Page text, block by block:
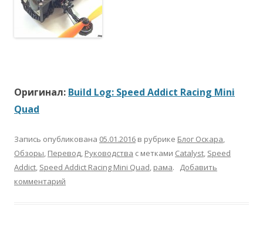
Оригинал: Build Log: Speed Addict Racing Mini
Quad
Запись опубликована 05.01.2016 в рубрике Блог Оскара,
Обзоры, Перевод, Руководства с метками Catalyst, Speed
Addict, Speed Addict Racing Mini Quad, рама. Добавить
комментарий